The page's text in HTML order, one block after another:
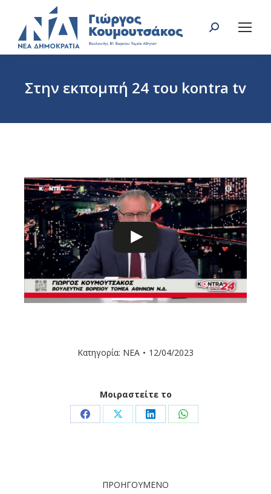
Search:
Στην εκπομπή 24 του kontra tv
Κατηγορία: ΝΕΑ 12/04/2023
Μοιραστείτε το
Share Share Share Share
ΠΡΟΗΓΟΎΜΕΝΟ